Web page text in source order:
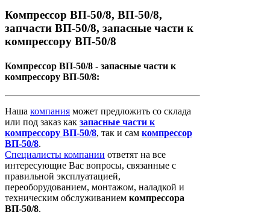
Компрессор ВП-50/8, ВП-50/8,
запчасти ВП-50/8, запасные части к
компрессору ВП-50/8
Компрессор ВП-50/8 - запасные части к
компрессору ВП-50/8:
Наша компания может предложить со склада
или под заказ как запасные части к
компрессору ВП-50/8, так и сам компрессор
ВП-50/8.
Специалисты компании ответят на все
интересующие Вас вопросы, связанные с
правильной эксплуатацией,
переоборудованием, монтажом, наладкой и
техническим обслуживанием компрессора
ВП-50/8.